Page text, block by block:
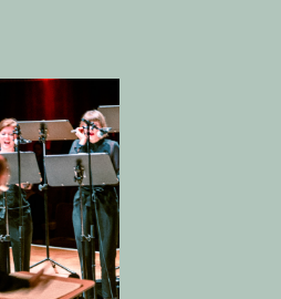
Open afbeelding in popup